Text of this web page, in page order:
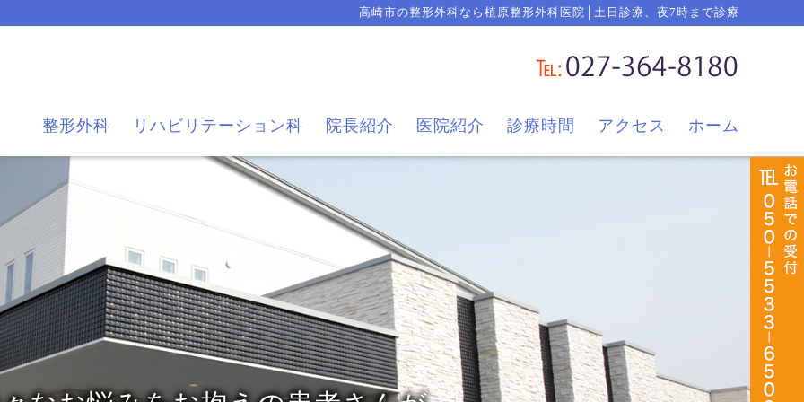
高崎市の整形外科なら植原整形外科医院│土日診療、夜7時まで診療
整形外科 リハビリテーション科 院長紹介 医院紹介 診療時間 アクセス ホーム
お悩みをお抱えの患者さんが
笑顔でご帰宅される病院作り